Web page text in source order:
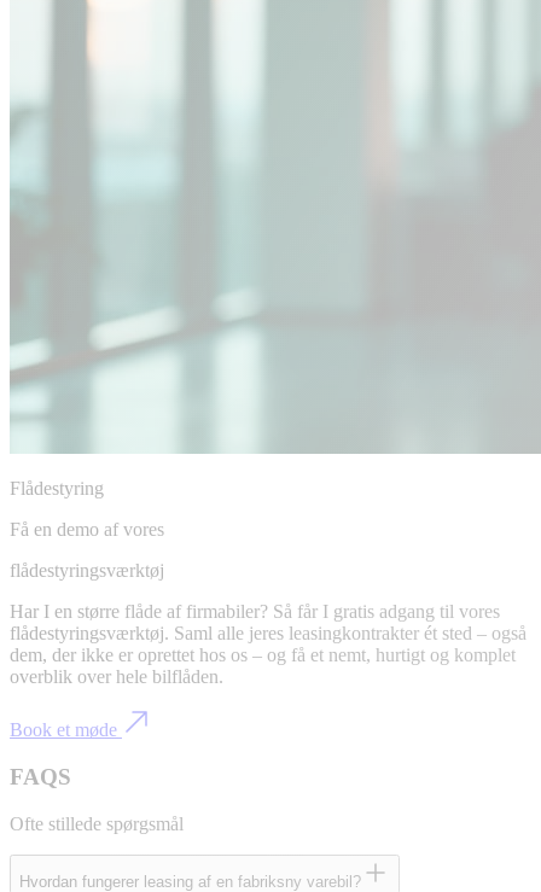
Flådestyring
Få en demo af vores
flådestyringsværktøj
Har I en større flåde af firmabiler? Så får I gratis adgang til vores
flådestyringsværktøj. Saml alle jeres leasingkontrakter ét sted – også
dem, der ikke er oprettet hos os – og få et nemt, hurtigt og komplet
overblik over hele bilflåden.
Book et møde
FAQS
Ofte stillede spørgsmål
Hvordan fungerer leasing af en fabriksny varebil?